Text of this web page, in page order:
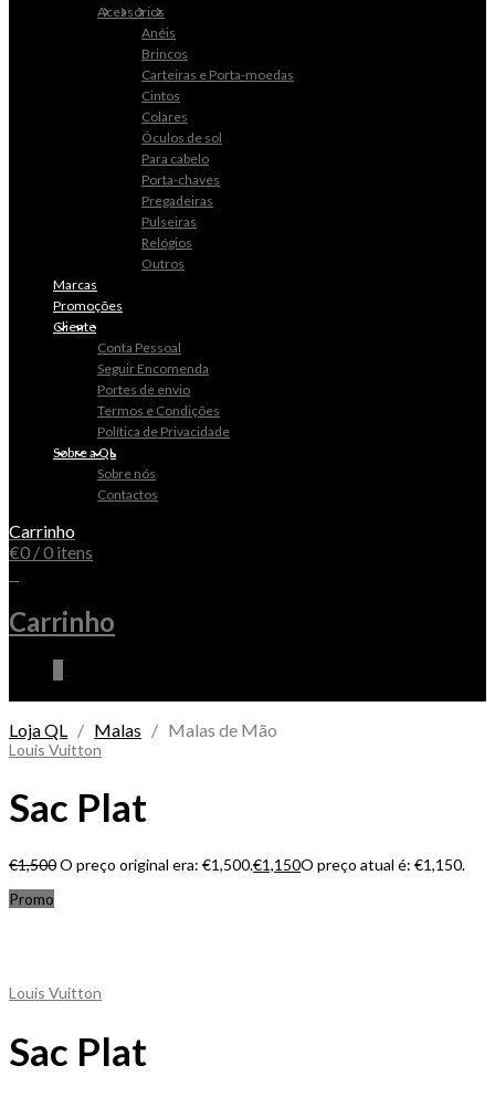
Acessórios
Anéis
Brincos
Carteiras e Porta-moedas
Cintos
Colares
Óculos de sol
Para cabelo
Porta-chaves
Pregadeiras
Pulseiras
Relógios
Outros
Marcas
Promoções
Cliente
Conta Pessoal
Seguir Encomenda
Portes de envio
Termos e Condições
Política de Privacidade
Sobre a QL
Sobre nós
Contactos
Carrinho
€0 / 0 itens
Carrinho
Loja QL / Malas / Malas de Mão
Louis Vuitton
Sac Plat
€1,500O preço original era: €1,500.€1,150O preço atual é: €1,150.
Promo
Louis Vuitton
Sac Plat